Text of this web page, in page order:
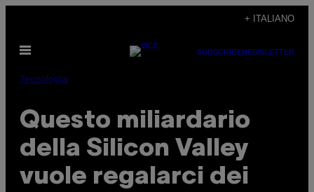
contenuto
+ ITALIANO
Apri
SUBSCRIBENEWSLETTER
Tecnología
Questo miliardario
della Silicon Valley
vuole regalarci dei